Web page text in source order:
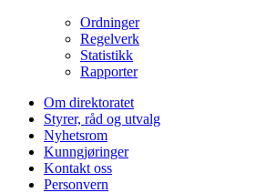
Ordninger
Regelverk
Statistikk
Rapporter
Om direktoratet
Styrer, råd og utvalg
Nyhetsrom
Kunngjøringer
Kontakt oss
Personvern